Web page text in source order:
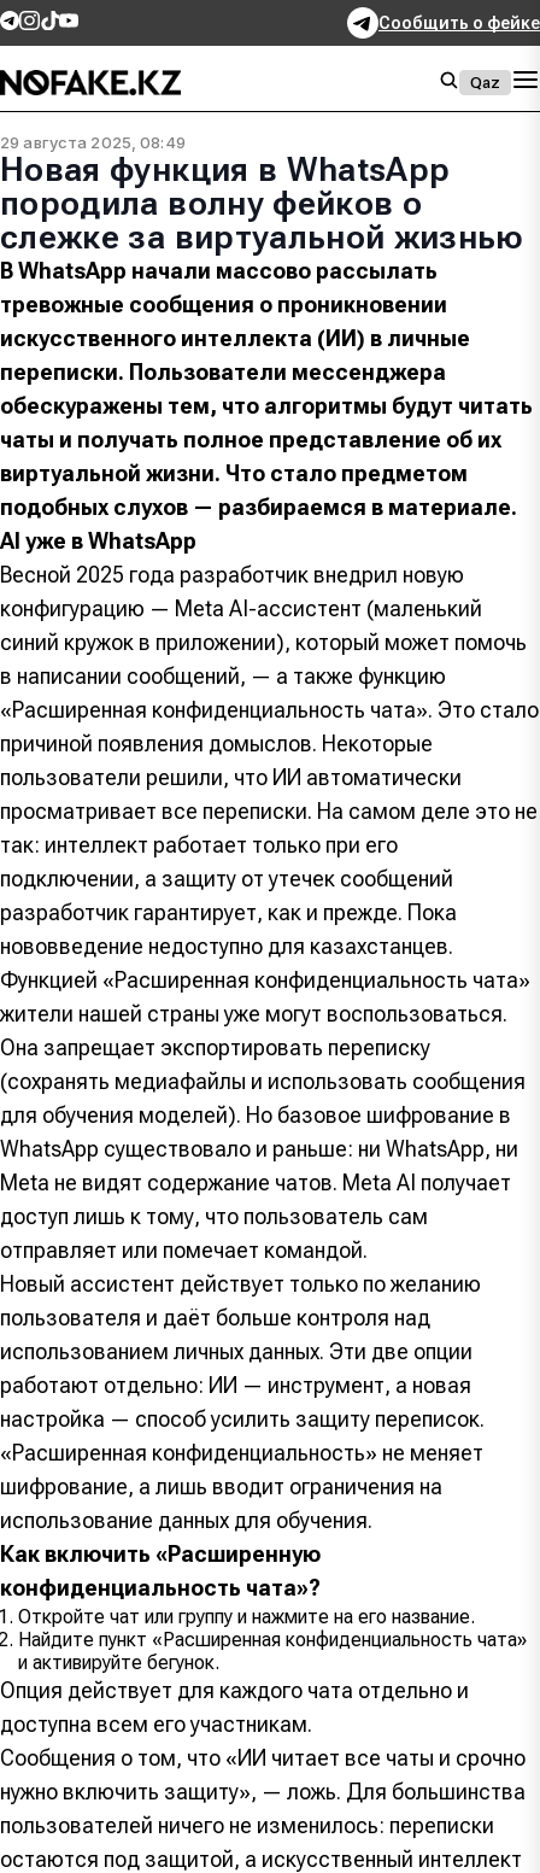
Сообщить о фейке
Qaz
29 августа 2025, 08:49
Новая функция в WhatsApp
породила волну фейков о
слежке за виртуальной жизнью
В WhatsApp начали массово рассылать
тревожные сообщения о проникновении
искусственного интеллекта (ИИ) в личные
переписки. Пользователи мессенджера
обескуражены тем, что алгоритмы будут читать
чаты и получать полное представление об их
виртуальной жизни. Что стало предметом
подобных слухов — разбираемся в материале.
AI уже в WhatsApp
Весной 2025 года разработчик внедрил новую
конфигурацию — Meta AI-ассистент (маленький
синий кружок в приложении), который может помочь
в написании сообщений, — а также функцию
«Расширенная конфиденциальность чата». Это стало
причиной появления домыслов. Некоторые
пользователи решили, что ИИ автоматически
просматривает все переписки. На самом деле это не
так: интеллект работает только при его
подключении, а защиту от утечек сообщений
разработчик гарантирует, как и прежде. Пока
нововведение недоступно для казахстанцев.
Функцией «Расширенная конфиденциальность чата»
жители нашей страны уже могут воспользоваться.
Она запрещает экспортировать переписку
(сохранять медиафайлы и использовать сообщения
для обучения моделей). Но базовое шифрование в
WhatsApp существовало и раньше: ни WhatsApp, ни
Meta не видят содержание чатов. Meta AI получает
доступ лишь к тому, что пользователь сам
отправляет или помечает командой.
Новый ассистент действует только по желанию
пользователя и даёт больше контроля над
использованием личных данных. Эти две опции
работают отдельно: ИИ — инструмент, а новая
настройка — способ усилить защиту переписок.
«Расширенная конфиденциальность» не меняет
шифрование, а лишь вводит ограничения на
использование данных для обучения.
Как включить «Расширенную
конфиденциальность чата»?
Откройте чат или группу и нажмите на его название.
Найдите пункт «Расширенная конфиденциальность чата»
и активируйте бегунок.
Опция действует для каждого чата отдельно и
доступна всем его участникам.
Сообщения о том, что «ИИ читает все чаты и срочно
нужно включить защиту», — ложь. Для большинства
пользователей ничего не изменилось: переписки
остаются под защитой, а искусственный интеллект